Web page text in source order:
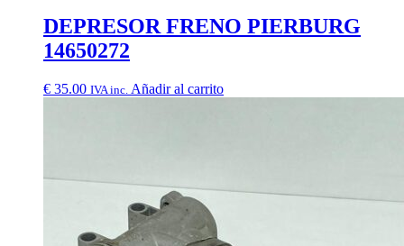
DEPRESOR FRENO PIERBURG
14650272
€ 35.00 IVA inc. Añadir al carrito